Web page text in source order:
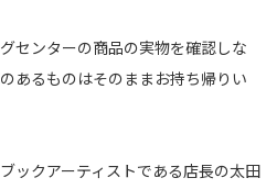
センターの商品の実物を確認しな
あるものはそのままお持ち帰りい
ックアーティストである店長の太田